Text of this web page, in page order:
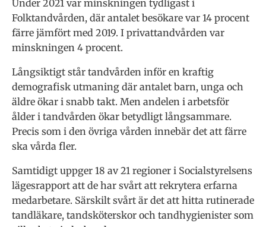
Under 2021 var minskningen tydligast i
Folktandvården, där antalet besökare var 14 procent
färre jämfört med 2019. I privattandvården var
minskningen 4 procent.
Långsiktigt står tandvården inför en kraftig
demografisk utmaning där antalet barn, unga och
äldre ökar i snabb takt. Men andelen i arbetsför
ålder i tandvården ökar betydligt långsammare.
Precis som i den övriga vården innebär det att färre
ska vårda fler.
Samtidigt uppger 18 av 21 regioner i Socialstyrelsens
lägesrapport att de har svårt att rekrytera erfarna
medarbetare. Särskilt svårt är det att hitta rutinerade
tandläkare, tandsköterskor och tandhygienister som